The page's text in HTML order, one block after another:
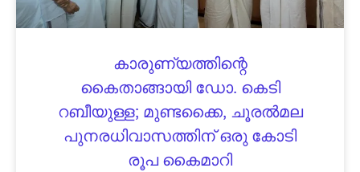
കാരുണ്യത്തിന്റെ
കൈതാങ്ങായി ഡോ. കെടി
റബീയുള്ള; മുണ്ടക്കൈ, ചൂരല്‍മല
പുനരധിവാസത്തിന് ഒരു കോടി
രൂപ കൈമാറി